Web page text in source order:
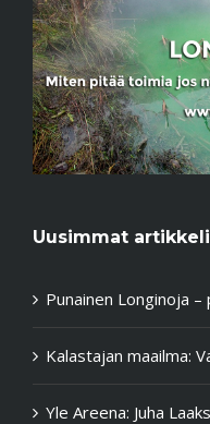
Uusimmat
Punainen Longinoja
Kalastajan maailma:
Yle Areena: Juha